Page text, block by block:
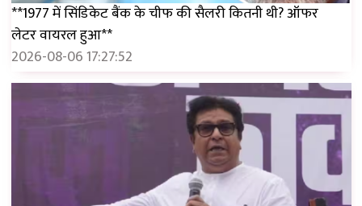
**1977 में सिंडिकेट बैंक के चीफ की सैलरी कितनी थी? ऑफर
लेटर वायरल हुआ**
2026-08-06 17:27:52